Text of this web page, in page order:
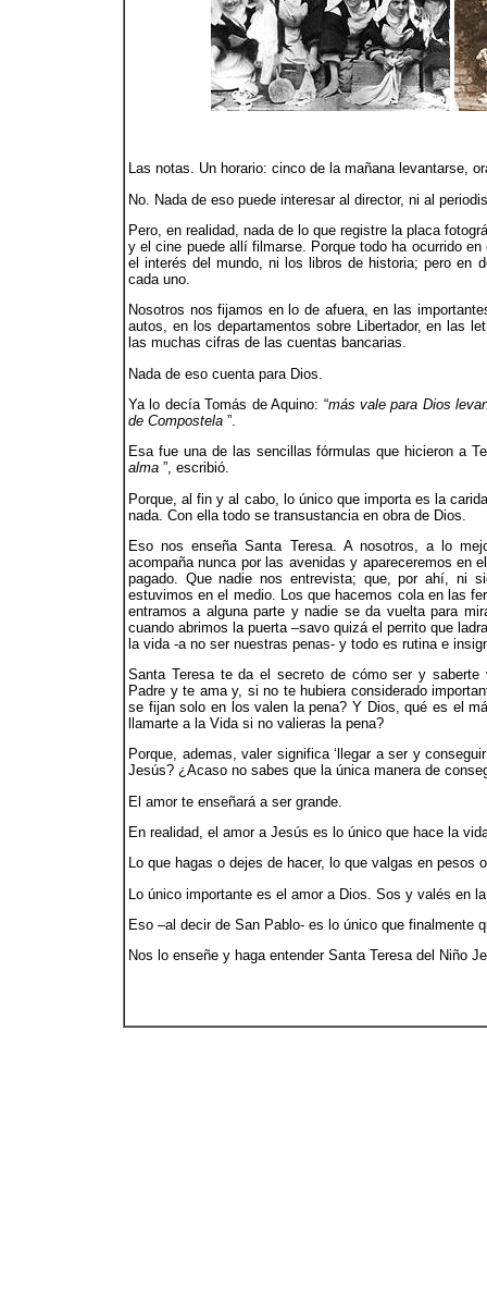
Las notas. Un horario: cinco de la mañana levantarse,
No. Nada de eso puede interesar al director, ni al
Pero, en realidad, nada de lo que registre la placa
y el cine puede allí filmarse. Porque todo ha ocurrido
el interés del mundo, ni los libros de historia; pero en
cada uno.
Nosotros nos fijamos en lo de afuera, en las
autos, en los departamentos sobre Libertador, en las
las muchas cifras de las cuentas bancarias.
Nada de eso cuenta para Dios.
Ya lo decía Tomás de Aquino: “más vale para Dios
de Compostela ”.
Esa fue una de las sencillas fórmulas que hicieron a
alma ”, escribió.
Porque, al fin y al cabo, lo único que importa es la
nada. Con ella todo se transustancia en obra de Dios.
Eso nos enseña Santa Teresa. A nosotros, a lo
acompaña nunca por las avenidas y apareceremos en
pagado. Que nadie nos entrevista; que, por ahí, ni
estuvimos en el medio. Los que hacemos cola en las
entramos a alguna parte y nadie se da vuelta para
cuando abrimos la puerta –savo quizá el perrito que
la vida -a no ser nuestras penas- y todo es rutina e
Santa Teresa te da el secreto de cómo ser y saberte
Padre y te ama y, si no te hubiera considerado
se fijan solo en los valen la pena? Y Dios, qué es el
llamarte a la Vida si no valieras la pena?
Porque, ademas, valer significa ‘llegar a ser y
Jesús? ¿Acaso no sabes que la única manera de
El amor te enseñará a ser grande.
En realidad, el amor a Jesús es lo único que hace la
Lo que hagas o dejes de hacer, lo que valgas en pesos
Lo único importante es el amor a Dios. Sos y valés en
Eso –al decir de San Pablo- es lo único que finalmente
Nos lo enseñe y haga entender Santa Teresa del Niño